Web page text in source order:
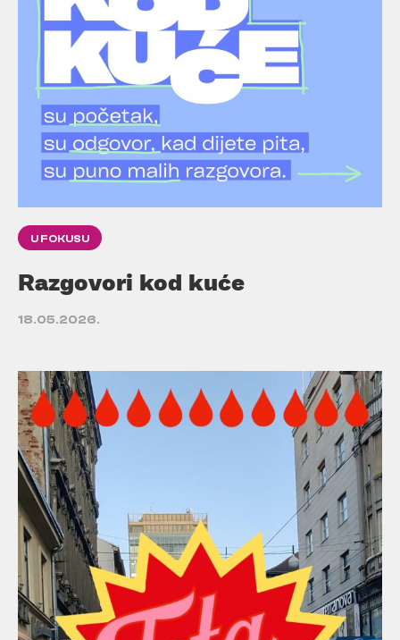
U FOKUSU
Razgovori kod kuće
18.05.2026.